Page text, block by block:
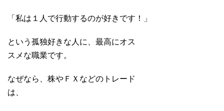
「私は１人で行動するのが好きです！」
という孤独好きな人に、最高にオス
スメな職業です。
なぜなら、株やＦＸなどのトレード
は、